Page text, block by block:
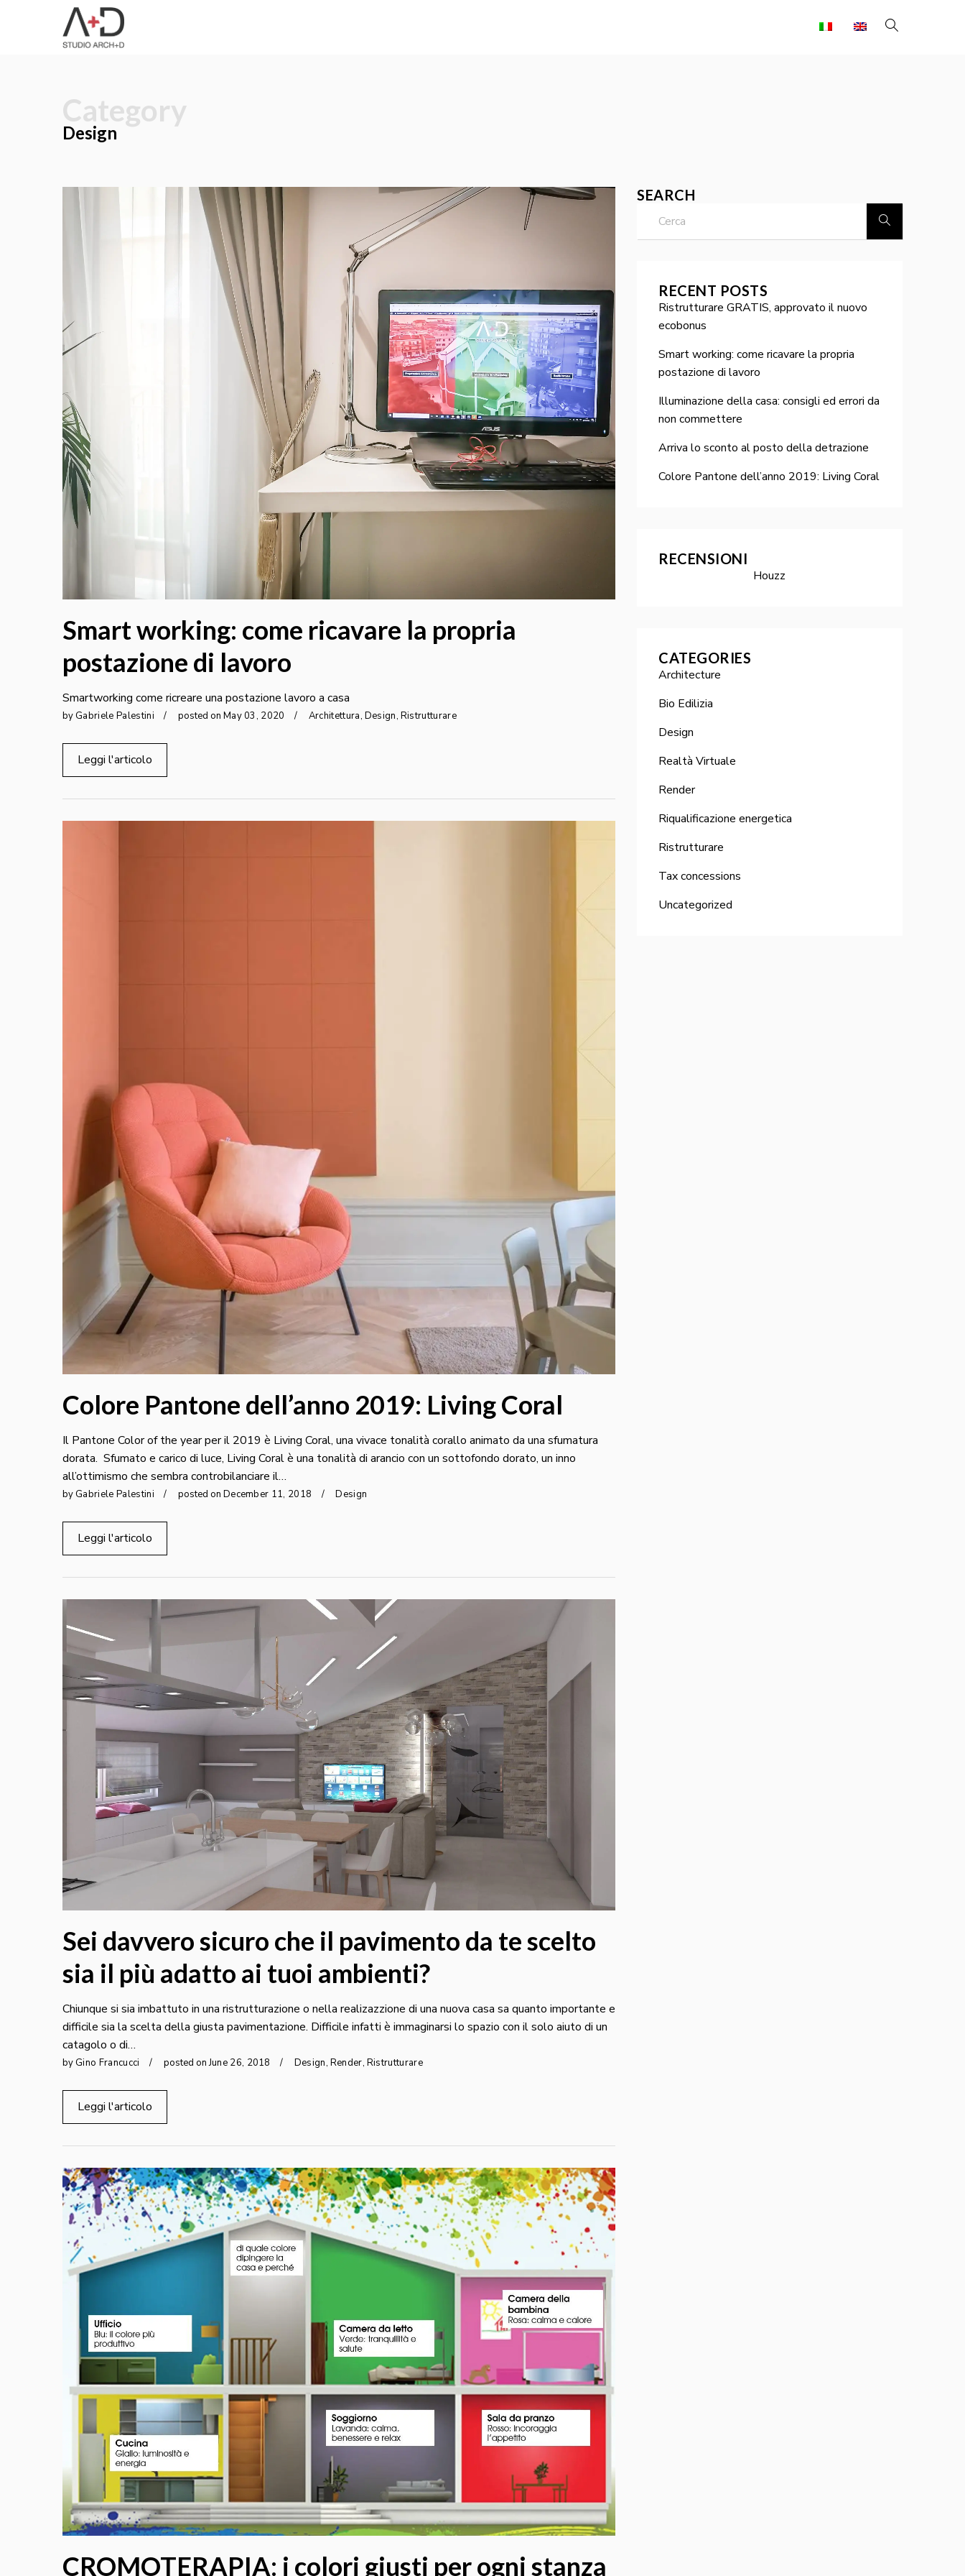
Category
Design
Smart working: come ricavare la propria
postazione di lavoro
Smartworking come ricreare una postazione lavoro a casa
by Gabriele Palestini posted on May03, 2020 Architettura, Design, Ristrutturare
Leggi l'articolo
Colore Pantone dell’anno 2019: Living Coral
Il Pantone Color of the year per il 2019 è Living Coral, una vivace tonalità corallo animato da una sfumatura
dorata. Sfumato e carico di luce, Living Coral è una tonalità di arancio con un sottofondo dorato, un inno
all’ottimismo che sembra controbilanciare il…
by Gabriele Palestini posted on December 11, 2018 Design
Leggi l'articolo
Sei davvero sicuro che il pavimento da te scelto
sia il più adatto ai tuoi ambienti?
Chiunque si sia imbattuto in una ristrutturazione o nella realizazzione di una nuova casa sa quanto importante e
difficile sia la scelta della giusta pavimentazione. Difficile infatti è immaginarsi lo spazio con il solo aiuto di un
catagolo o di…
by Gino Francucci posted onJune 26, 2018 Design, Render, Ristrutturare
Leggi l'articolo
CROMOTERAPIA: i colori giusti per ogni stanza
SEARCH
RECENT POSTS
Ristrutturare GRATIS, approvato il nuovo
ecobonus
Smart working: come ricavare la propria
postazione di lavoro
Illuminazione della casa: consigli ed errori da
non commettere
Arriva lo sconto al posto della detrazione
Colore Pantone dell’anno 2019: Living Coral
RECENSIONI
Houzz
CATEGORIES
Architecture
Bio Edilizia
Design
Realtà Virtuale
Render
Riqualificazione energetica
Ristrutturare
Tax concessions
Uncategorized